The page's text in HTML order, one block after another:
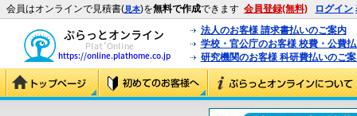
会員はオンラインで見積書(見本)を無料で作成できます 会員登録(無料) ログイン
法人のお客様 請求書払いのご案内
学校・官公庁のお客様 校費・公費
研究機関のお客様 科研費払いのご